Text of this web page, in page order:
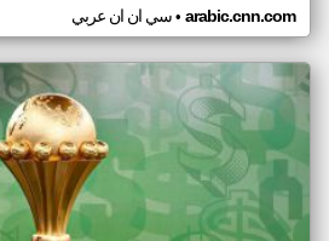
سي ان ان عربي• arabic.cnn.com